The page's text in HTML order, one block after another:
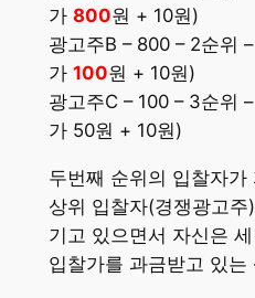
가 800원 + 10원)
광고주B – 800 – 2순위
가 100원 + 10원)
광고주C – 100 – 3순위
가 50원 + 10원)
두번째 순위의 입찰자가
상위 입찰자(경쟁광고
기고 있으면서 자신은
입찰가를 과금받고 있는